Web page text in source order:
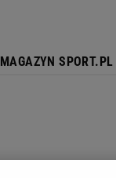
MAGAZYN SPORT.PL